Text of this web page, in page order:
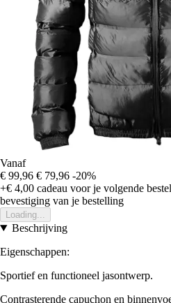
Vanaf
€ 99,96 € 79,96 -20%
+€ 4,00 cadeau voor je volgende
bevestiging van je bestelling
Loading...
Beschrijving
Eigenschappen:
Sportief en functioneel jasontwerp.
Contrasterende capuchon en